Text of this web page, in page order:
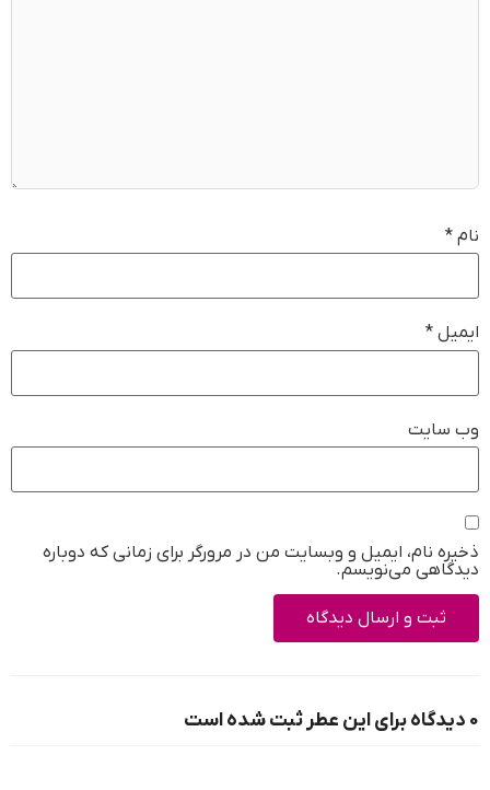
نام *
ایمیل *
وب‌ سایت
ذخیره نام، ایمیل و وبسایت من در مرورگر برای زمانی که دوباره
دیدگاهی می‌نویسم.
0 دیدگاه برای این عطر ثبت شده است